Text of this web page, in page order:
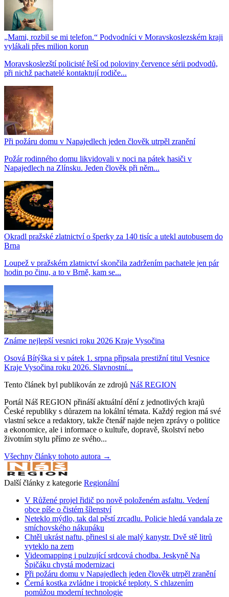
„Mami, rozbil se mi telefon.“ Podvodníci v Moravskoslezském kraji
vylákali přes milion korun
Moravskoslezští policisté řeší od poloviny července sérii podvodů,
při nichž pachatelé kontaktují rodiče...
Při požáru domu v Napajedlech jeden člověk utrpěl zranění
Požár rodinného domu likvidovali v noci na pátek hasiči v
Napajedlech na Zlínsku. Jeden člověk při něm...
Okradl pražské zlatnictví o šperky za 140 tisíc a utekl autobusem do
Brna
Loupež v pražském zlatnictví skončila zadržením pachatele jen pár
hodin po činu, a to v Brně, kam se...
Známe nejlepší vesnici roku 2026 Kraje Vysočina
Osová Bítýška si v pátek 1. srpna připsala prestižní titul Vesnice
Kraje Vysočina roku 2026. Slavnostní...
Tento článek byl publikován ze zdrojů Náš REGION
Portál Náš REGION přináší aktuální dění z jednotlivých krajů
České republiky s důrazem na lokální témata. Každý region má své
vlastní sekce a redaktory, takže čtenář najde nejen zprávy o politice
a ekonomice, ale i informace o kultuře, dopravě, školství nebo
životním stylu přímo ze svého...
Všechny články tohoto autora →
Další články z kategorie Regionální
V Růžené projel řidič po nově položeném asfaltu. Vedení
obce píše o čistém šílenství
Neteklo mýdlo, tak dal pěstí zrcadlu. Policie hledá vandala ze
smíchovského nákupáku
Chtěl ukrást naftu, přinesl si ale malý kanystr. Dvě stě litrů
vyteklo na zem
Videomapping i pulzující srdcová chodba. Jeskyně Na
Špičáku chystá modernizaci
Při požáru domu v Napajedlech jeden člověk utrpěl zranění
Černá kostka zvládne i tropické teploty. S chlazením
pomůžou moderní technologie